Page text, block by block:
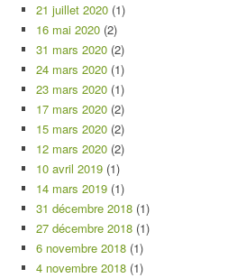
21 juillet 2020 (1)
16 mai 2020 (2)
31 mars 2020 (2)
24 mars 2020 (1)
23 mars 2020 (1)
17 mars 2020 (2)
15 mars 2020 (2)
12 mars 2020 (2)
10 avril 2019 (1)
14 mars 2019 (1)
31 décembre 2018 (1)
27 décembre 2018 (1)
6 novembre 2018 (1)
4 novembre 2018 (1)